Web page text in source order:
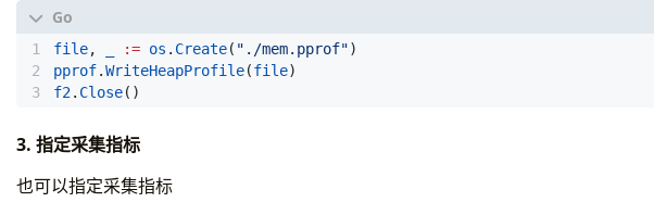
1
file, := os . Create( "./mem.pprof")
pprof.WriteHeapProfile(file)
f2. Close()
3. 指定采集指标
也可以指定采集指标